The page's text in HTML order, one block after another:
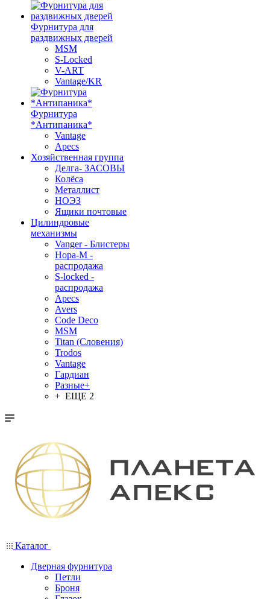
Фурнитура для
раздвижных дверей
MSM
S-Locked
V-ART
Vantage/KR
Фурнитура
*Антипаника*
Vantage
Apecs
Хозяйственная группа
Делга- ЗАСОВЫ
Колёса
Металлист
НОЭЗ
Ящики почтовые
Цилиндровые
механизмы
Vanger - Блистеры
Нора-М -
распродажа
S-locked -
распродажа
Apecs
Avers
Code Deco
MSM
Titan (Словения)
Trodos
Vantage
Гардиан
Разные+
+ ЕЩЕ 2
Каталог
Дверная фурнитура
Петли
Броня